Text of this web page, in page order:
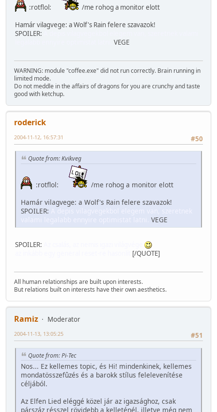
:rotflol:
/me rohog a monitor elott
Hamár vilagvege: a Wolf's Rain felere szavazok!
SPOILER:
VEGE
WARNING: module "coffee.exe" did not run correctly. Brain running in
limited mode.
Do not meddle in the affairs of dragons for you are crunchy and taste
good with ketchup.
roderick
#50
2004-11-12, 16:57:31
Quote from: Kvikveg
:rotflol:
/me rohog a monitor elott
Hamár vilagvege: a Wolf's Rain felere szavazok!
SPOILER:
VEGE
SPOILER:
[/QUOTE]
All human relationships are built upon interests.
But relations built on interests have their own aesthetics.
Ramiz
Moderator
#51
2004-11-13, 13:05:25
Quote from: Pi-Tec
Nos... Ez kellemes topic, és Hi! mindenkinek, kellemes
mondatösszefûzés és a barokk stílus felelevenítése
céljából.
Az Elfen Lied eléggé közel jár az igazsághoz, csak
párszáz résszel rövidebb a kelleténél, illetve még nem